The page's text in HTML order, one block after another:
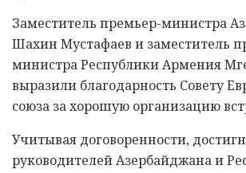
Заместитель премьер-министра
Шахин Мустафаев и заместитель
министра Республики Армения
выразили благодарность Совету
союза за хорошую организацию
Учитывая договоренности,
руководителей Азербайджана и